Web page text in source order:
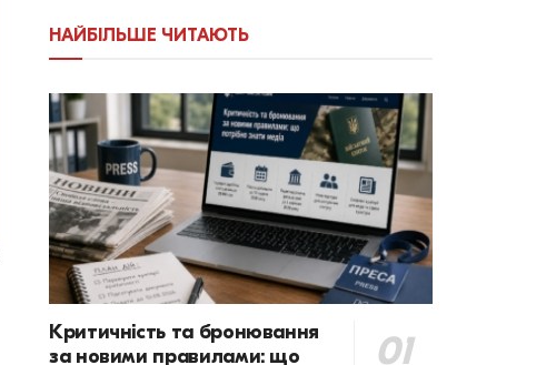
НАЙБІЛЬШЕ ЧИТАЮТЬ
Критичність та бронювання
за новими правилами: що